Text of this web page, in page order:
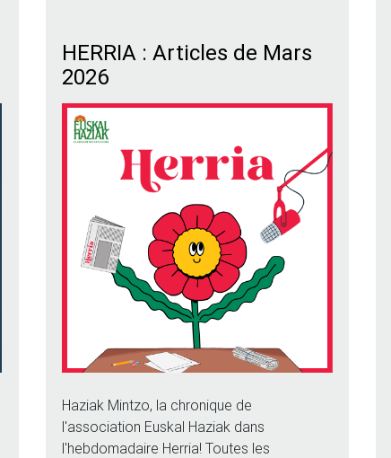
HERRIA : Articles de Mars
2026
Haziak Mintzo, la chronique de
l'association Euskal Haziak dans
l'hebdomadaire Herria! Toutes les